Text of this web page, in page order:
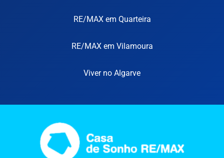
RE/MAX em Quarteira
RE/MAX em Vilamoura
Viver no Algarve